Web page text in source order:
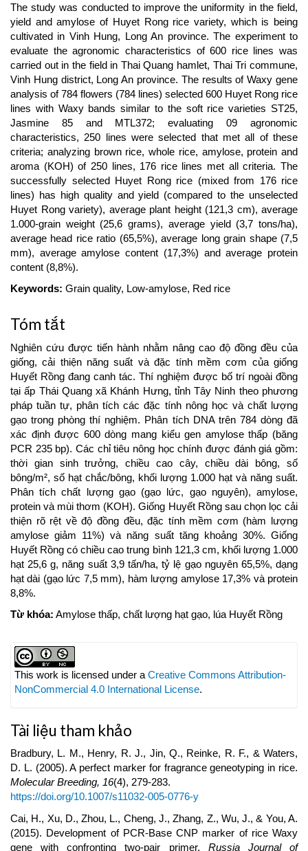
The study was conducted to improve the uniformity in the field,
yield and amylose of Huyet Rong rice variety, which is being
cultivated in Vinh Hung, Long An province. The experiment to
evaluate the agronomic characteristics of 600 rice lines was
carried out in the field in Thai Quang hamlet, Thai Tri commune,
Vinh Hung district, Long An province. The results of Waxy gene
analysis of 784 flowers (784 lines) selected 600 Huyet Rong rice
lines with Waxy bands similar to the soft rice varieties ST25,
Jasmine 85 and MTL372; evaluating 09 agronomic
characteristics, 250 lines were selected that met all of these
criteria; analyzing brown rice, whole rice, amylose, protein and
aroma (KOH) of 250 lines, 176 rice lines met all criteria. The
successfully selected Huyet Rong rice (mixed from 176 rice
lines) has high quality and yield (compared to the unselected
Huyet Rong variety), average plant height (121,3 cm), average
1.000-grain weight (25,6 grams), average yield (3,7 tons/ha),
average head rice ratio (65,5%), average long grain shape (7,5
mm), average amylose content (17,3%) and average protein
content (8,8%).
Keywords: Grain quality, Low-amylose, Red rice
Tóm tắt
Nghiên cứu được tiến hành nhằm nâng cao độ đồng đều của
giống, cải thiện năng suất và đặc tính mềm cơm của giống
Huyết Rồng đang canh tác. Thí nghiệm được bố trí ngoài đồng
tại ấp Thái Quang xã Khánh Hưng, tỉnh Tây Ninh theo phương
pháp tuần tự, phân tích các đặc tính nông học và chất lượng
gạo trong phòng thí nghiệm. Phân tích DNA trên 784 dòng đã
xác định được 600 dòng mang kiểu gen amylose thấp (băng
PCR 235 bp). Các chỉ tiêu nông học chính được đánh giá gồm:
thời gian sinh trưởng, chiều cao cây, chiều dài bông, số
bông/m², số hạt chắc/bông, khối lượng 1.000 hạt và năng suất.
Phân tích chất lượng gạo (gạo lức, gạo nguyên), amylose,
protein và mùi thơm (KOH). Giống Huyết Rồng sau chọn lọc cải
thiện rõ rệt về độ đồng đều, đặc tính mềm cơm (hàm lượng
amylose giảm 11%) và năng suất tăng khoảng 30%. Giống
Huyết Rồng có chiều cao trung bình 121,3 cm, khối lượng 1.000
hạt 25,6 g, năng suất 3,9 tấn/ha, tỷ lệ gạo nguyên 65,5%, dạng
hạt dài (gạo lức 7,5 mm), hàm lượng amylose 17,3% và protein
8,8%.
Từ khóa: Amylose thấp, chất lượng hạt gạo, lúa Huyết Rồng
Article
Details
This work is licensed under a Creative Commons Attribution-
NonCommercial 4.0 International License.
Tài liệu tham khảo
Bradbury, L. M., Henry, R. J., Jin, Q., Reinke, R. F., & Waters,
D. L. (2005). A perfect marker for fragrance geneotyping in rice.
Molecular Breeding, 16(4), 279-283.
https://doi.org/10.1007/s11032-005-0776-y
Cai, H., Xu, D., Zhou, L., Cheng, J., Zhang, Z., Wu, J., & You, A.
(2015). Development of PCR-Base CNP marker of rice Waxy
gene with confronting two-pair primer. Russia Journal of